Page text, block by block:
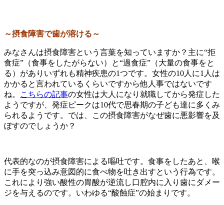
～摂食障害で歯が溶ける～
みなさんは摂食障害という言葉を知っていますか？主に“拒
食症”（食事をしたがらない）と“過食症”（大量の食事をと
る）がありいずれも精神疾患の1つです。女性の10人に1人は
かかると言われているくらいですから他人事ではないです
ね。
こちらの記事の女性は大人になり就職してから発症した
ようですが、発症ピークは10代で思春期の子ども達に多くみ
られるようです。では、この摂食障害がなぜ歯に悪影響を及
ぼすのでしょうか？
代表的なのが摂食障害による嘔吐です。食事をしたあと、喉
に手を突っ込み意図的に食べ物を吐き出すという行為です。
これにより強い酸性の胃酸が逆流し口腔内に入り歯にダメー
ジを与えるのです。いわゆる“酸蝕症”の始まりです。